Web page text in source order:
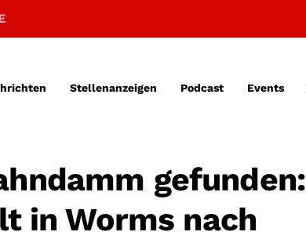
Stellenanzeigen Podcast Events
gefunden:
in Worms nach